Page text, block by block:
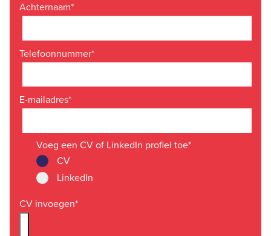
Achternaam*
Telefoonnummer*
E-mailadres*
Voeg een CV of LinkedIn profiel toe*
CV
LinkedIn
CV invoegen*